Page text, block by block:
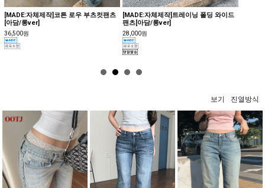
[MADE:자체제작]코튼 로우 부츠컷팬츠
[아담/롱ver]
36,500원
[MADE:자체제작]트레이닝 폴딩 와이드
팬츠[아담/롱ver]
28,000원
보기 진열방식